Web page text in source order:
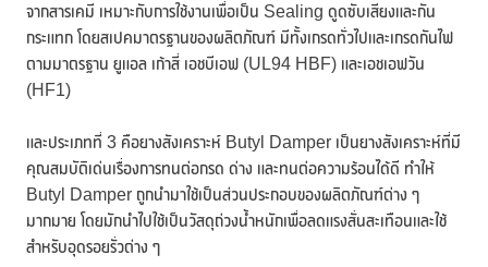
จากสารเคมี เหมาะกับการใช้งานเพื่อเป็น Sealing ดูดซับเสียงและกัน
กระแทก โดยสเปคมาตรฐานของผลิตภัณฑ์ มีทั้งเกรดทั่วไปและเกรดกันไฟ
ตามมาตรฐาน ยูแอล เก้าสี่ เอชบีเอฟ (UL94 HBF) และเอชเอฟวัน
(HF1)
และประเภทที่ 3 คือยางสังเคราะห์ Butyl Damper เป็นยางสังเคราะห์ที่มี
คุณสมบัติเด่นเรื่องการทนต่อกรด ด่าง และทนต่อความร้อนได้ดี ทำให้
Butyl Damper ถูกนำมาใช้เป็นส่วนประกอบของผลิตภัณฑ์ต่าง ๆ
มากมาย โดยมักนำไปใช้เป็นวัสดุถ่วงน้ำหนักเพื่อลดแรงสั่นสะเทือนและใช้
สำหรับอุดรอยรั่วต่าง ๆ